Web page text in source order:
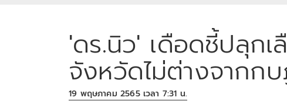
'ดร.นิว' เดือดชี้ปลุก
จังหวัดไม่ต่างจากก
19 พฤษภาคม 2565 เวลา 7:31 น.